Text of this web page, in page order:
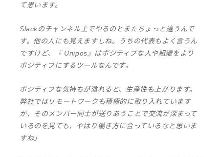
て思います。
Slackのチャンネル上でやるのとまたちょっと違うんで
す。他の人にも見えますしね。うちの代表もよく言うん
ですけど、『 Unipos』はポジティブな人や組織をより
ポジティブにするツールなんです。
ポジティブな気持ちが溢れると、生産性も上がります。
弊社ではリモートワークも積極的に取り入れています
が、そのメンバー同士が送りあうことで交流が深まって
いるのを見ても、やはり働き方に合っているなと思いま
すね」